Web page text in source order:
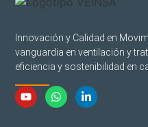
Innovación y Calidad en
vanguardia en ventilación y
eficiencia y sostenibilidad en